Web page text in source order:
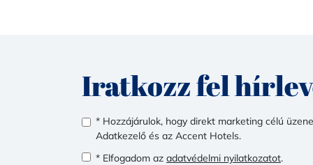
Iratkozz fel
* Hozzájárulok, hogy direkt marketing célú
Adatkezelő és az Accent Hotels.
* Elfogadom az adatvédelmi nyilatkozatot.